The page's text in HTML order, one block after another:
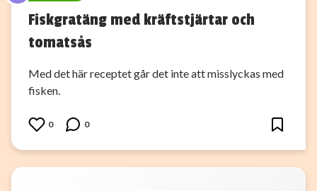
Fiskgratäng med kräftstjärtar och
tomatsås
Med det här receptet går det inte att misslyckas med
fisken.
0 0